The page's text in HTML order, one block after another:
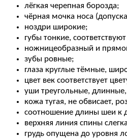
лёгкая черепная борозда;
чёрная мочка носа
ноздри широкие;
губы тонкие,
ножницеобразный и
зубы ровные;
глаза круглые тёмные,
цвет век соответствует
уши треугольные,
кожа тугая, не обвисает,
соотношение длины шеи к
верхняя линия спины
грудь опущена до уровня